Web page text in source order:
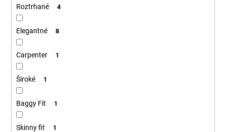
Roztrhané 4
Elegantné 8
Carpenter 1
Široké 1
Baggy Fit 1
Skinny fit 1